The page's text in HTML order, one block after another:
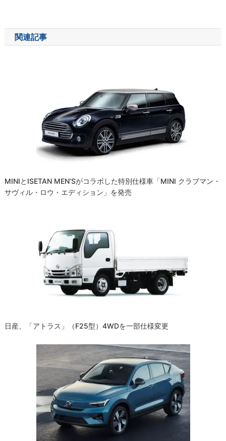
ナ
ビ
関連記事
MINIとISETAN MEN’Sがコラボした特別仕様車「MINI クラブマン・
サヴィル・ロウ・エディション」を発売
日産、「アトラス」（F25型）4WDを一部仕様変更